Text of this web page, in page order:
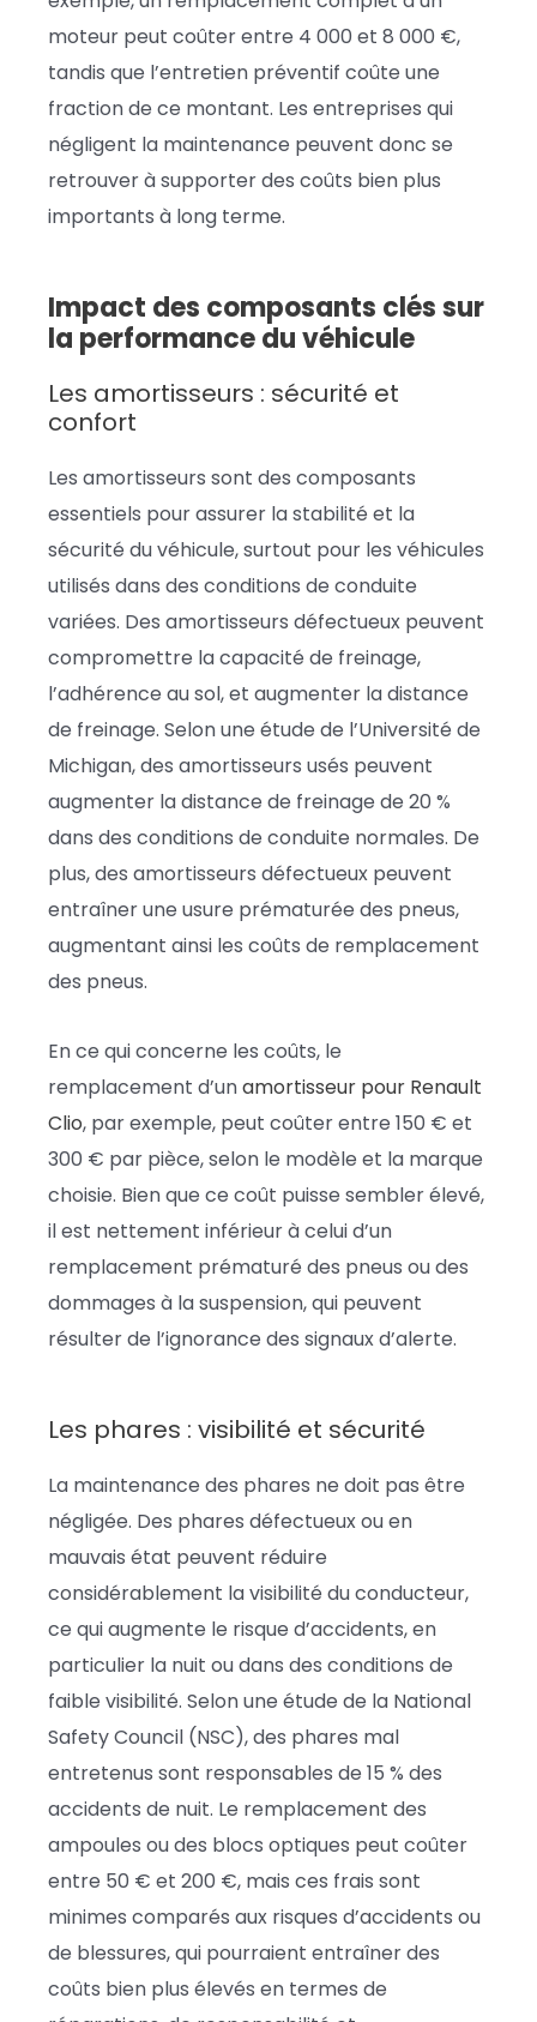
moteur peut coûter entre 4 000 et 8 000 €,
tandis que l’entretien préventif coûte une
fraction de ce montant. Les entreprises qui
négligent la maintenance peuvent donc se
retrouver à supporter des coûts bien plus
importants à long terme.
Impact des composants clés sur
la performance du véhicule
Les amortisseurs : sécurité et
confort
Les amortisseurs sont des composants
essentiels pour assurer la stabilité et la
sécurité du véhicule, surtout pour les véhicules
utilisés dans des conditions de conduite
variées. Des amortisseurs défectueux peuvent
compromettre la capacité de freinage,
l’adhérence au sol, et augmenter la distance
de freinage. Selon une étude de l’Université de
Michigan, des amortisseurs usés peuvent
augmenter la distance de freinage de 20 %
dans des conditions de conduite normales. De
plus, des amortisseurs défectueux peuvent
entraîner une usure prématurée des pneus,
augmentant ainsi les coûts de remplacement
des pneus.
En ce qui concerne les coûts, le
remplacement d’unamortisseur pour Renault
Clio, par exemple, peut coûter entre 150 € et
300 € par pièce, selon le modèle et la marque
choisie. Bien que ce coût puisse sembler élevé,
il est nettement inférieur à celui d’un
remplacement prématuré des pneus ou des
dommages à la suspension, qui peuvent
résulter de l’ignorance des signaux d’alerte.
Les phares : visibilité et sécurité
La maintenance des phares ne doit pas être
négligée. Des phares défectueux ou en
mauvais état peuvent réduire
considérablement la visibilité du conducteur,
ce qui augmente le risque d’accidents, en
particulier la nuit ou dans des conditions de
faible visibilité. Selon une étude de la National
Safety Council (NSC), des phares mal
entretenus sont responsables de 15 % des
accidents de nuit. Le remplacement des
ampoules ou des blocs optiques peut coûter
entre 50 € et 200 €, mais ces frais sont
minimes comparés aux risques d’accidents ou
de blessures, qui pourraient entraîner des
coûts bien plus élevés en termes de